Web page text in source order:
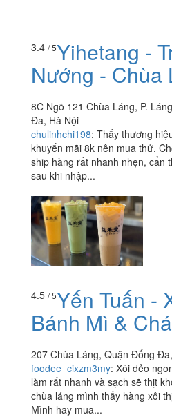
3.4 / 5Yihetang -
Nướng - Chùa
8C Ngõ 121 Chùa Láng, P.
Đa, Hà Nội
chulinhchi198: Thấy thương
khuyến mãi 8k nên mua thử.
ship hàng rất nhanh nhẹn, cẩn
sau khi nhập...
4.5 / 5Yến Tuấn -
Bánh Mì &
207 Chùa Láng, Quận Đống
foodee_cixzm3my: Xôi dẻo
làm rất nhanh và sạch sẽ thịt
chùa láng mình thấy hàng xôi
Mình hay mua...